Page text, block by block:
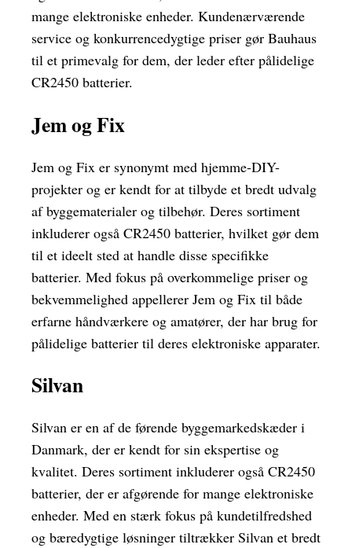
mange elektroniske enheder. Kundenærværende
service og konkurrencedygtige priser gør Bauhaus
til et primevalg for dem, der leder efter pålidelige
CR2450 batterier.
Jem og Fix
Jem og Fix er synonymt med hjemme-DIY-
projekter og er kendt for at tilbyde et bredt udvalg
af byggematerialer og tilbehør. Deres sortiment
inkluderer også CR2450 batterier, hvilket gør dem
til et ideelt sted at handle disse specifikke
batterier. Med fokus på overkommelige priser og
bekvemmelighed appellerer Jem og Fix til både
erfarne håndværkere og amatører, der har brug for
pålidelige batterier til deres elektroniske apparater.
Silvan
Silvan er en af de førende byggemarkedskæder i
Danmark, der er kendt for sin ekspertise og
kvalitet. Deres sortiment inkluderer også CR2450
batterier, der er afgørende for mange elektroniske
enheder. Med en stærk fokus på kundetilfredshed
og bæredygtige løsninger tiltrækker Silvan et bredt